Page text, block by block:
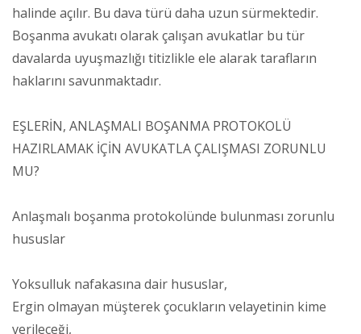
halinde açılır. Bu dava türü daha uzun sürmektedir.
Boşanma avukatı olarak çalışan avukatlar bu tür
davalarda uyuşmazlığı titizlikle ele alarak tarafların
haklarını savunmaktadır.
EŞLERİN, ANLAŞMALI BOŞANMA PROTOKOLÜ
HAZIRLAMAK İÇİN AVUKATLA ÇALIŞMASI ZORUNLU
MU?
Anlaşmalı boşanma protokolünde bulunması zorunlu
hususlar
Yoksulluk nafakasına dair hususlar,
Ergin olmayan müşterek çocukların velayetinin kime
verileceği,